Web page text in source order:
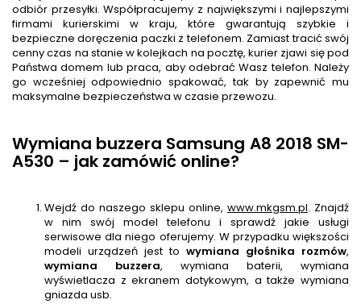
odbiór przesyłki. Współpracujemy z największymi i najlepszymi
firmami kurierskimi w kraju, które gwarantują szybkie i
bezpieczne doręczenia paczki z telefonem. Zamiast tracić swój
cenny czas na stanie w kolejkach na pocztę, kurier zjawi się pod
Państwa domem lub praca, aby odebrać Wasz telefon. Należy
go wcześniej odpowiednio spakować, tak by zapewnić mu
maksymalne bezpieczeństwa w czasie przewozu.
Wymiana buzzera Samsung A8 2018 SM-
A530 – jak zamówić online?
Wejdź do naszego sklepu online, www.mkgsm.pl. Znajdź
w nim swój model telefonu i sprawdź jakie usługi
serwisowe dla niego oferujemy. W przypadku większości
modeli urządzeń jest to wymiana głośnika rozmów,
wymiana buzzera, wymiana baterii, wymiana
wyświetlacza z ekranem dotykowym, a także wymiana
gniazda usb.